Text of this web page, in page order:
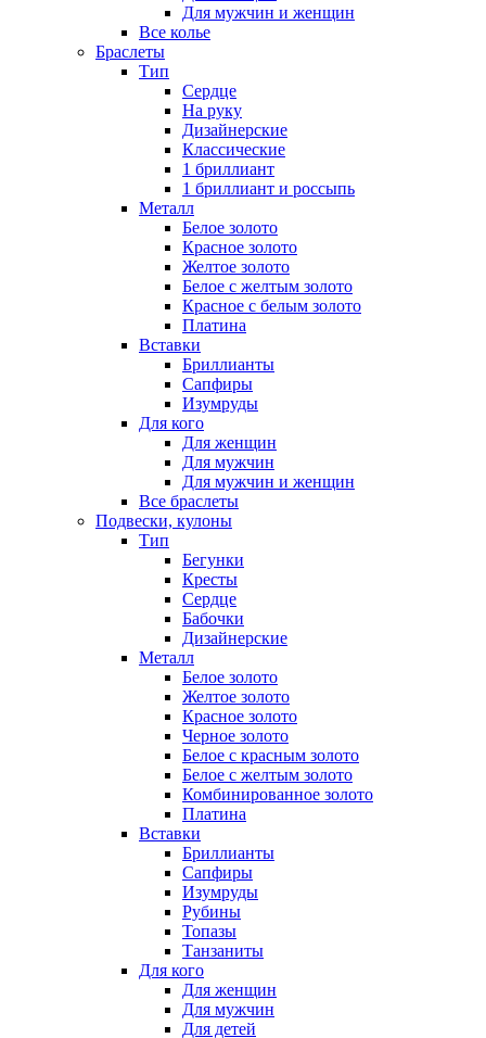
Для мужчин и женщин
Все колье
Браслеты
Тип
Сердце
На руку
Дизайнерские
Классические
1 бриллиант
1 бриллиант и россыпь
Металл
Белое золото
Красное золото
Желтое золото
Белое с желтым золото
Красное с белым золото
Платина
Вставки
Бриллианты
Сапфиры
Изумруды
Для кого
Для женщин
Для мужчин
Для мужчин и женщин
Все браслеты
Подвески, кулоны
Тип
Бегунки
Кресты
Сердце
Бабочки
Дизайнерские
Металл
Белое золото
Желтое золото
Красное золото
Черное золото
Белое с красным золото
Белое с желтым золото
Комбинированное золото
Платина
Вставки
Бриллианты
Сапфиры
Изумруды
Рубины
Топазы
Танзаниты
Для кого
Для женщин
Для мужчин
Для детей